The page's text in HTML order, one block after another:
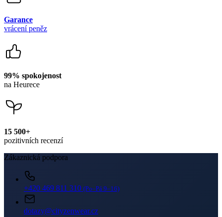
Garance
vrácení peněz
99% spokojenost
na Heurece
15 500+
pozitivních recenzí
Zákaznická podpora
+420 469 811 310 (Po–Pá 9–16)
dotazy@cityzenwear.cz